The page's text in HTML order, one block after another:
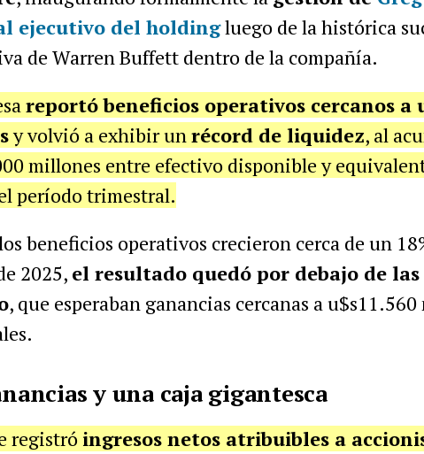
ejecutivo del holdingluego de la histórica
de Warren Buffett dentro de la compañía.
reportó beneficios operativos cercanos a
y volvió a exhibir unrécord de liquidez, al
millones entre efectivo disponible y
período trimestral.
beneficios operativos crecieron cerca de un
2025, el resultado quedó por debajo de
, que esperaban ganancias cercanas a
y una caja gigantesca
registró ingresos netos atribuibles a